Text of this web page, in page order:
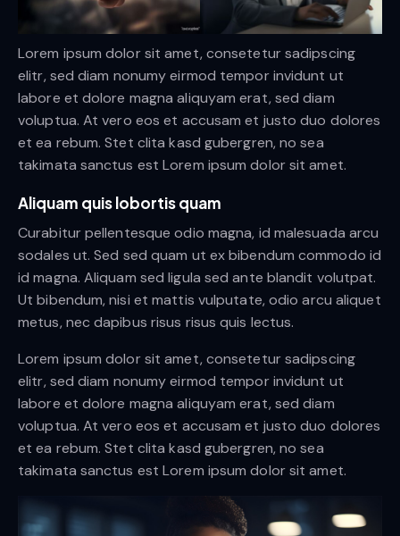
Lorem ipsum dolor sit amet, consetetur sadipscing
elitr, sed diam nonumy eirmod tempor invidunt ut
labore et dolore magna aliquyam erat, sed diam
voluptua. At vero eos et accusam et justo duo dolores
et ea rebum. Stet clita kasd gubergren, no sea
takimata sanctus est Lorem ipsum dolor sit amet.
Aliquam quis lobortis quam
Curabitur pellentesque odio magna, id malesuada arcu
sodales ut. Sed sed quam ut ex bibendum commodo id
id magna. Aliquam sed ligula sed ante blandit volutpat.
Ut bibendum, nisi et mattis vulputate, odio arcu aliquet
metus, nec dapibus risus risus quis lectus.
Lorem ipsum dolor sit amet, consetetur sadipscing
elitr, sed diam nonumy eirmod tempor invidunt ut
labore et dolore magna aliquyam erat, sed diam
voluptua. At vero eos et accusam et justo duo dolores
et ea rebum. Stet clita kasd gubergren, no sea
takimata sanctus est Lorem ipsum dolor sit amet.